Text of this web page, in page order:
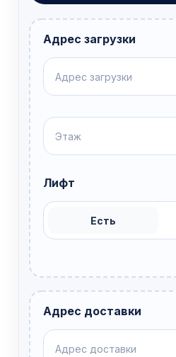
Адрес загрузки
Лифт
Есть
Адрес доставки